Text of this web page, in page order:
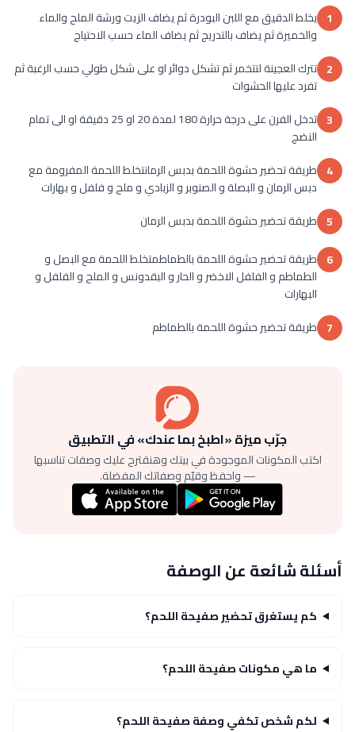
1 يخلط الدقيق مع اللبن البودرة ثم يضاف الزيت ورشة الملح والماء
والخميرة ثم يضاف بالتدريج ثم يضاف الماء حسب الاحتياج
2 تترك العجينة لتتخمر ثم تشكل دوائر او على شكل طولي حسب الرغبة ثم
تفرد عليها الحشوات
3
تدخل الفرن على درجة حرارة 180 لمدة 20 او 25 دقيقة او الى تمام
النضج
4 طريقة تحضير حشوة اللحمة بدبس الرمانتخلط اللحمة المفرومة مع
دبس الرمان و البصلة و الصنوبر و الزبادي و ملح و فلفل و بهارات
5 طريقة تحضير حشوة اللحمة بدبس الرمان
6 طريقة تحضير حشوة اللحمة بالطماطمتخلط اللحمة مع البصل و
الطماطم و الفلفل الاخضر و الحار و البقدونس و الملح و الفلفل و
البهارات
7 طريقة تحضير حشوة اللحمة بالطماطم
جرّب ميزة «اطبخ بما عندك» في التطبيق
اكتب المكونات الموجودة في بيتك وهنقترح عليك وصفات تناسبها
— واحفظ وقيّم وصفاتك المفضلة.
أسئلة شائعة عن الوصفة
كم يستغرق تحضير صفيحة اللحم؟
ما هي مكونات صفيحة اللحم؟
لكم شخص تكفي وصفة صفيحة اللحم؟